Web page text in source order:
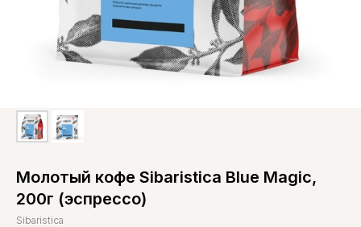
Молотый кофе Sibaristica Blue Magic,
200г (эспрессо)
Sibaristica